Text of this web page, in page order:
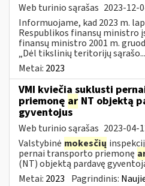
Web turinio sąrašas 2023-12-
Informuojame, kad 2023 m.
Respublikos finansų ministro
finansų ministro 2001 m.
„Dėl tikslinių teritorijų sąrašo...
Metai: 2023
VMI kviečia suklusti
priemonę ar NT objektą
gyventojus
Web turinio sąrašas 2023-04-
Valstybinė mokesčių
pernai transporto priemonę
(NT) objektą pardavę
Metai: 2023 Pagrindinis: